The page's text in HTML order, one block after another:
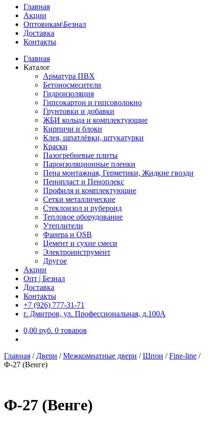
Главная
Акции
Оптовикам\Безнал
Доставка
Контакты
Главная
Каталог
Арматура ПВХ
Бетоносмесители
Гидроизоляция
Гипсокартон и гипсоволокно
Грунтовки и добавки
ЖБИ кольца и комплектующие
Кирпичи и блоки
Клея, шпатлёвки, штукатурки
Краски
Пазогребневые плиты
Пароизоляционные пленки
Пена монтажная, Герметики, Жидкие гвозди
Пенопласт и Пеноплекс
Профиля и комплектующие
Сетки металлические
Стеклоизол и рубероид
Тепловое оборудование
Утеплители
Фанера и OSB
Цемент и сухие смеси
Электроинструмент
Другое
Акции
Опт | Безнал
Доставка
Контакты
+7 (926) 777-31-71
г. Дмитров, ул. Профессиональная, д.100А
0,00 руб. 0 товаров
Главная / Двери /Межкомнатные двери /Шпон /Fine-line /
Ф-27 (Венге)
Ф-27 (Венге)